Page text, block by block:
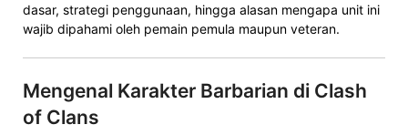
dasar, strategi penggunaan, hingga alasan mengapa unit ini
wajib dipahami oleh pemain pemula maupun veteran.
Mengenal Karakter Barbarian di Clash
of Clans